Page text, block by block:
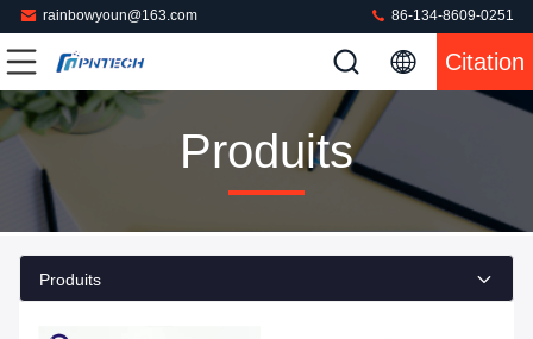
rainbowyoun@163.com 86-134-8609-0251
Citation
Produits
Produits